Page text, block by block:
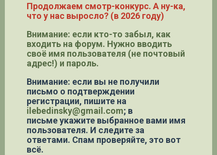
Продолжаем смотр-конкурс. А ну-ка,
что у нас выросло? (в 2026 году)
Внимание: если кто-то забыл, как
входить на форум. Нужно вводить
своё имя пользователя (не почтовый
адрес!) и пароль.
Внимание: если вы не получили
письмо о подтверждении
регистрации, пишите на
ilebedinsky@gmail.com; в
письме укажите выбранное вами имя
пользователя. И следите за
ответами. Спам проверяйте, это вот
всё.